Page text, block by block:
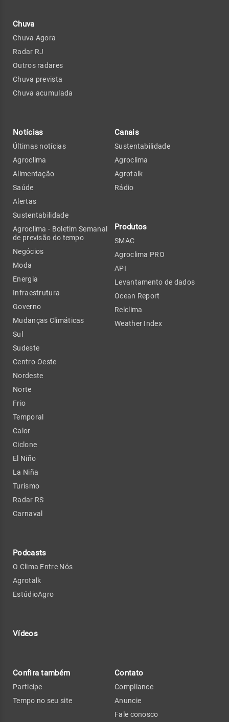
Chuva
Chuva Agora
Radar RJ
Outros radares
Chuva prevista
Chuva acumulada
Notícias
Últimas notícias
Agroclima
Alimentação
Saúde
Alertas
Sustentabilidade
Agroclima - Boletim Semanal
de previsão do tempo
Negócios
Moda
Energia
Infraestrutura
Governo
Mudanças Climáticas
Sul
Sudeste
Centro-Oeste
Nordeste
Norte
Frio
Temporal
Calor
Ciclone
El Niño
La Niña
Turismo
Radar RS
Carnaval
Podcasts
O Clima Entre Nós
Agrotalk
EstúdioAgro
Vídeos
Canais
Sustentabilidade
Agroclima
Agrotalk
Rádio
Produtos
SMAC
Agroclima PRO
API
Levantamento de dados
Ocean Report
Relclima
Weather Index
Confira também
Participe
Tempo no seu site
Contato
Compliance
Anuncie
Fale conosco